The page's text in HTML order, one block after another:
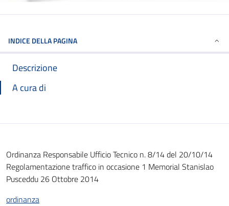
INDICE DELLA PAGINA
Descrizione
A cura di
Ordinanza Responsabile Ufficio Tecnico n. 8/14 del 20/10/14
Regolamentazione traffico in occasione 1 Memorial Stanislao
Pusceddu 26 Ottobre 2014
ordinanza